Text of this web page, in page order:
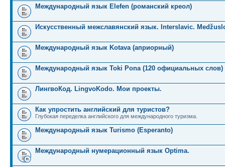
Международный язык Elefen (романский креол)
Искусственный межславянский язык. Interslavic.
Международный язык Kotava (априорный)
Международный язык Toki Pona (120 официальных слов)
ЛингвоКод. LingvoKodo. Мои проекты.
Как упростить английский для туристов?
Глубокая переделка английского для международного туризма.
Международный язык Turismo (Esperanto)
Международный нумерационный язык Optima.